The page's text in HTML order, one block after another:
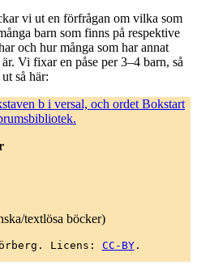
vi ut en förfrågan om vilka som
barn som finns på respektive
och hur många som har annat
Vi fixar en påse per 3–4 barn, så
så här:
textlösa böcker)
Licens: CC-BY.